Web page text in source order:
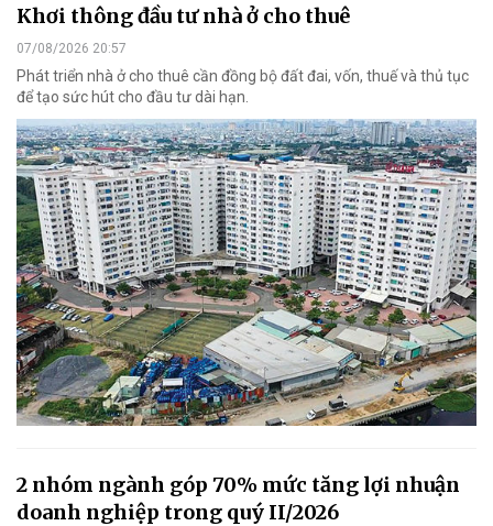
Khơi thông đầu tư nhà ở cho thuê
07/08/2026 20:57
Phát triển nhà ở cho thuê cần đồng bộ đất đai, vốn, thuế và thủ tục
để tạo sức hút cho đầu tư dài hạn.
2 nhóm ngành góp 70% mức tăng lợi nhuận
doanh nghiệp trong quý II/2026